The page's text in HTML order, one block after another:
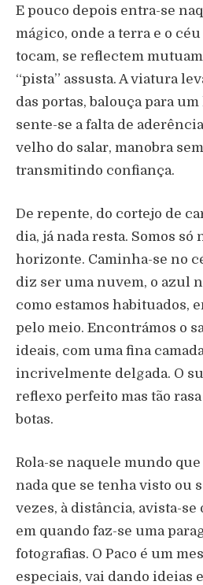
E pouco depois entra-se
mágico, onde a terra e o
tocam, se reflectem
“pista” assusta. A viatura
das portas, balouça para
sente-se a falta de
velho do salar, manobra
transmitindo confiança.
De repente, do cortejo de
dia, já nada resta. Somos só
horizonte. Caminha-se no
diz ser uma nuvem, o azul
como estamos habituados,
pelo meio. Encontrámos o
ideais, com uma fina
incrivelmente delgada. O
reflexo perfeito mas tão
botas.
Rola-se naquele mundo
nada que se tenha visto ou
vezes, à distância, avista-
em quando faz-se uma
fotografias. O Paco é um
especiais, vai dando ideias